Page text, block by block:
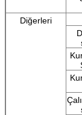
Diğerleri